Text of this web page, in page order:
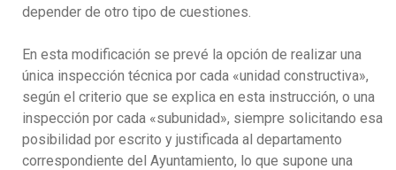
depender de otro tipo de cuestiones.
En esta modificación se prevé la opción de realizar una
única inspección técnica por cada «unidad constructiva»,
según el criterio que se explica en esta instrucción, o una
inspección por cada «subunidad», siempre solicitando esa
posibilidad por escrito y justificada al departamento
correspondiente del Ayuntamiento, lo que supone una